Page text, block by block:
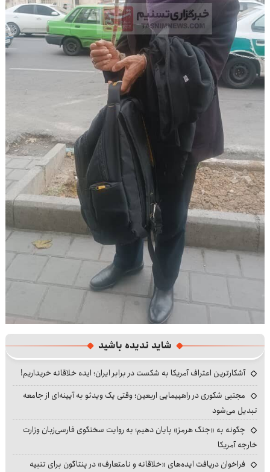
شاید ندیده باشید
آشکارترین اعتراف آمریکا به شکست در برابر ایران؛ ایده خلاقانه خریداریم!
مجتبی شکوری در راهپیمایی اربعین؛ وقتی یک ویدئو به آیینه‌ای از جامعه
تبدیل می‌شود
چگونه به «جنگ هرمز» پایان دهیم؛ به روایت سخنگوی فارسی‌زبان وزارت
خارجه آمریکا
فراخوان دریافت ایده‌های «خلاقانه و نامتعارف» در پنتاگون برای تنبیه